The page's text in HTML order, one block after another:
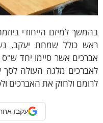
למיזם הייחודי
אשר סיימו יחד ש"ס
ולחזק את האברכים
עקבו אחרי